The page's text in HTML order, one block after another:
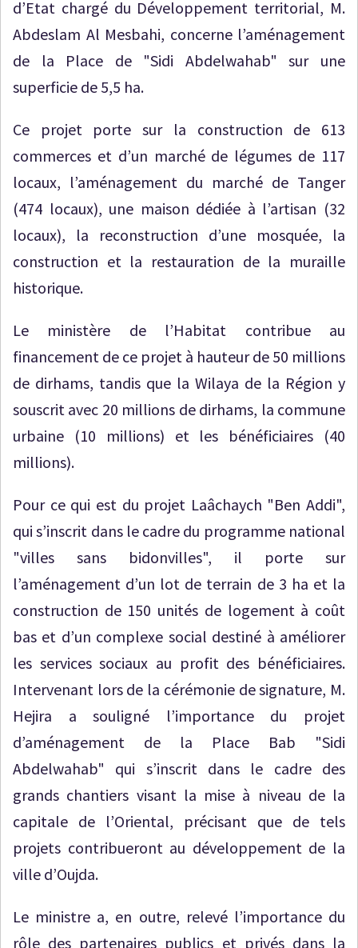
d’Etat chargé du Développement territorial, M.
Abdeslam Al Mesbahi, concerne l’aménagement
de la Place de "Sidi Abdelwahab" sur une
superficie de 5,5 ha.
Ce projet porte sur la construction de 613
commerces et d’un marché de légumes de 117
locaux, l’aménagement du marché de Tanger
(474 locaux), une maison dédiée à l’artisan (32
locaux), la reconstruction d’une mosquée, la
construction et la restauration de la muraille
historique.
Le ministère de l’Habitat contribue au
financement de ce projet à hauteur de 50 millions
de dirhams, tandis que la Wilaya de la Région y
souscrit avec 20 millions de dirhams, la commune
urbaine (10 millions) et les bénéficiaires (40
millions).
Pour ce qui est du projet Laâchaych "Ben Addi",
qui s’inscrit dans le cadre du programme national
"villes sans bidonvilles", il porte sur
l’aménagement d’un lot de terrain de 3 ha et la
construction de 150 unités de logement à coût
bas et d’un complexe social destiné à améliorer
les services sociaux au profit des bénéficiaires.
Intervenant lors de la cérémonie de signature, M.
Hejira a souligné l’importance du projet
d’aménagement de la Place Bab "Sidi
Abdelwahab" qui s’inscrit dans le cadre des
grands chantiers visant la mise à niveau de la
capitale de l’Oriental, précisant que de tels
projets contribueront au développement de la
ville d’Oujda.
Le ministre a, en outre, relevé l’importance du
rôle des partenaires publics et privés dans la